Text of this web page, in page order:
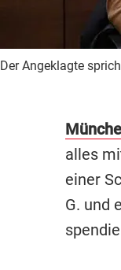
Der Angeklagte
alles
einer
G. und